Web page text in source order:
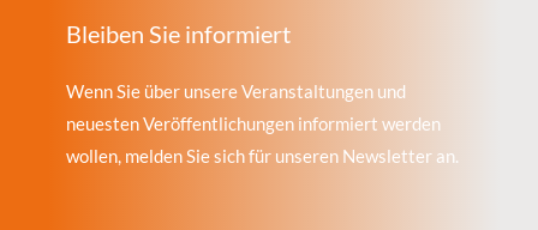
Bleiben Sie informiert
Wenn Sie über unsere Veranstaltungen und
neuesten Veröffentlichungen informiert werden
wollen, melden Sie sich für unseren Newsletter an.